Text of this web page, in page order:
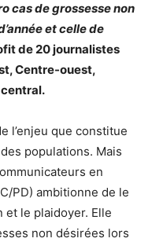
cas de grossesse non
et celle de
de 20 journalistes
Centre-ouest,
l’enjeu que constitue
populations. Mais
en
PD) ambitionne de le
et le plaidoyer. Elle
non désirées lors